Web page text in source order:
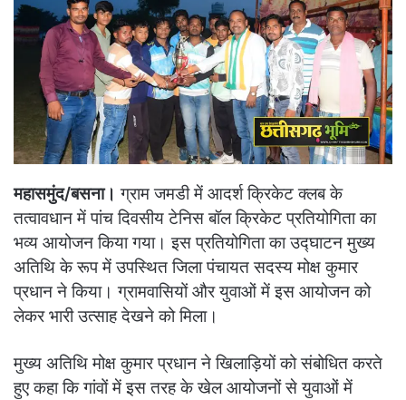
महासमुंद/बसना। ग्राम जमडी में आदर्श क्रिकेट क्लब के
तत्वावधान में पांच दिवसीय टेनिस बॉल क्रिकेट प्रतियोगिता का
भव्य आयोजन किया गया। इस प्रतियोगिता का उद्घाटन मुख्य
अतिथि के रूप में उपस्थित जिला पंचायत सदस्य मोक्ष कुमार
प्रधान ने किया। ग्रामवासियों और युवाओं में इस आयोजन को
लेकर भारी उत्साह देखने को मिला।
मुख्य अतिथि मोक्ष कुमार प्रधान ने खिलाड़ियों को संबोधित करते
हुए कहा कि गांवों में इस तरह के खेल आयोजनों से युवाओं में